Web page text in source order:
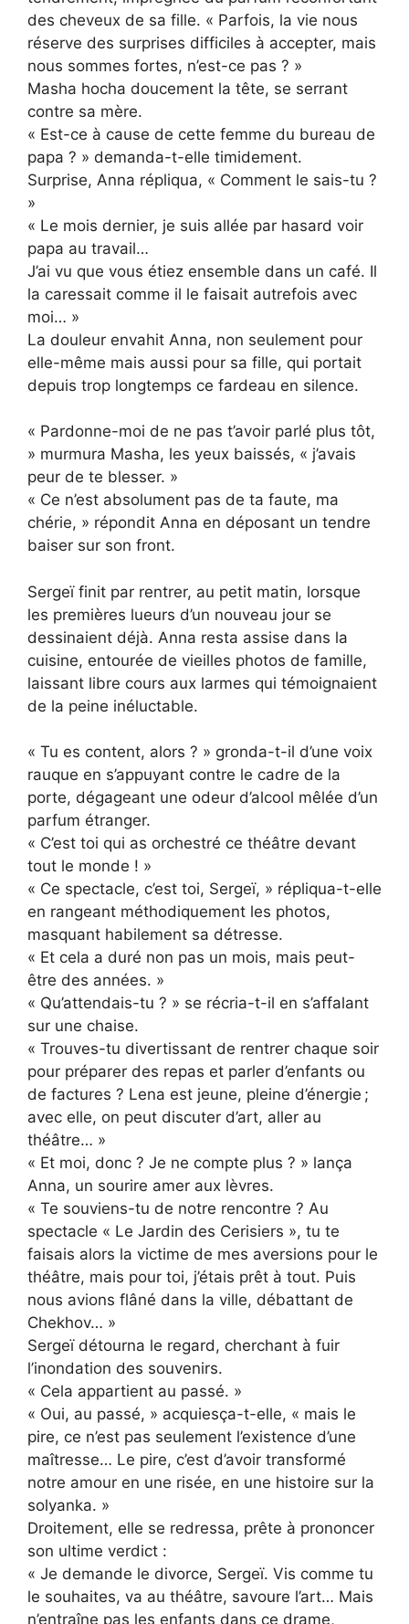
des cheveux de sa fille. « Parfois, la vie nous
réserve des surprises difficiles à accepter, mais
nous sommes fortes, n’est-ce pas ? »
Masha hocha doucement la tête, se serrant
contre sa mère.
« Est-ce à cause de cette femme du bureau de
papa ? » demanda-t-elle timidement.
Surprise, Anna répliqua, « Comment le sais-tu ?
»
« Le mois dernier, je suis allée par hasard voir
papa au travail…
J’ai vu que vous étiez ensemble dans un café. Il
la caressait comme il le faisait autrefois avec
moi… »
La douleur envahit Anna, non seulement pour
elle-même mais aussi pour sa fille, qui portait
depuis trop longtemps ce fardeau en silence.
« Pardonne-moi de ne pas t’avoir parlé plus tôt,
» murmura Masha, les yeux baissés, « j’avais
peur de te blesser. »
« Ce n’est absolument pas de ta faute, ma
chérie, » répondit Anna en déposant un tendre
baiser sur son front.
Sergeï finit par rentrer, au petit matin, lorsque
les premières lueurs d’un nouveau jour se
dessinaient déjà. Anna resta assise dans la
cuisine, entourée de vieilles photos de famille,
laissant libre cours aux larmes qui témoignaient
de la peine inéluctable.
« Tu es content, alors ? » gronda-t-il d’une voix
rauque en s’appuyant contre le cadre de la
porte, dégageant une odeur d’alcool mêlée d’un
parfum étranger.
« C’est toi qui as orchestré ce théâtre devant
tout le monde ! »
« Ce spectacle, c’est toi, Sergeï, » répliqua-t-elle
en rangeant méthodiquement les photos,
masquant habilement sa détresse.
« Et cela a duré non pas un mois, mais peut-
être des années. »
« Qu’attendais-tu ? » se récria-t-il en s’affalant
sur une chaise.
« Trouves-tu divertissant de rentrer chaque soir
pour préparer des repas et parler d’enfants ou
de factures ? Lena est jeune, pleine d’énergie ;
avec elle, on peut discuter d’art, aller au
théâtre… »
« Et moi, donc ? Je ne compte plus ? » lança
Anna, un sourire amer aux lèvres.
« Te souviens-tu de notre rencontre ? Au
spectacle « Le Jardin des Cerisiers », tu te
faisais alors la victime de mes aversions pour le
théâtre, mais pour toi, j’étais prêt à tout. Puis
nous avions flâné dans la ville, débattant de
Chekhov… »
Sergeï détourna le regard, cherchant à fuir
l’inondation des souvenirs.
« Cela appartient au passé. »
« Oui, au passé, » acquiesça-t-elle, « mais le
pire, ce n’est pas seulement l’existence d’une
maîtresse… Le pire, c’est d’avoir transformé
notre amour en une risée, en une histoire sur la
solyanka. »
Droitement, elle se redressa, prête à prononcer
son ultime verdict :
« Je demande le divorce, Sergeï. Vis comme tu
le souhaites, va au théâtre, savoure l’art… Mais
n’entraîne pas les enfants dans ce drame,